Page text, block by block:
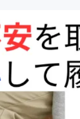
ット ゲ
書